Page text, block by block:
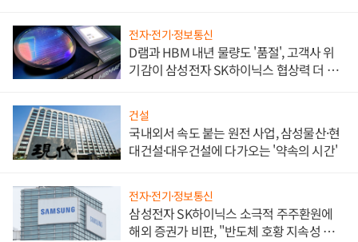
전자·전기·정보통신
D램과 HBM 내년 물량도 '품절', 고객사 위
기감이 삼성전자 SK하이닉스 협상력 더 키
건설
국내외서 속도 붙는 원전 사업, 삼성물산·현
대건설·대우건설에 다가오는 '약속의 시간'
전자·전기·정보통신
삼성전자 SK하이닉스 소극적 주주환원에
해외 증권가 비판, "반도체 호황 지속성 의